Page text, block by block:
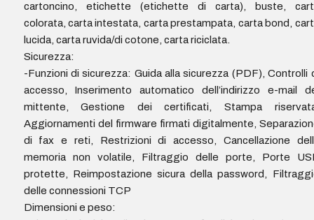
cartoncino, etichette (etichette di carta), buste,
colorata, carta intestata, carta prestampata, carta bond,
lucida, carta ruvida/di cotone, carta riciclata.
Sicurezza:
-Funzioni di sicurezza: Guida alla sicurezza (PDF), Controlli
accesso, Inserimento automatico dell’indirizzo e-mail
mittente, Gestione dei certificati, Stampa
Aggiornamenti del firmware firmati digitalmente,
di fax e reti, Restrizioni di accesso, Cancellazione
memoria non volatile, Filtraggio delle porte, Porte
protette, Reimpostazione sicura della password,
delle connessioni TCP
Dimensioni e peso: